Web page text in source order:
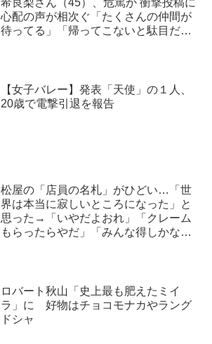
希良梨さん（45）、危篤か 衝撃投稿に
心配の声が相次ぐ「たくさんの仲間が
待ってる」「帰ってこないと駄目だ
【女子バレー】発表「天使」の１人、
20歳で電撃引退を報告
松屋の「店員の名札」がひどい…「世
界は本当に寂しいところになった」と
思った→「いやだよおれ」「クレーム
もらったらやだ」「みんな得しかな
ロバート秋山「史上最も肥えたミイ
ラ」に 好物はチョコモナカやラング
ドシャ